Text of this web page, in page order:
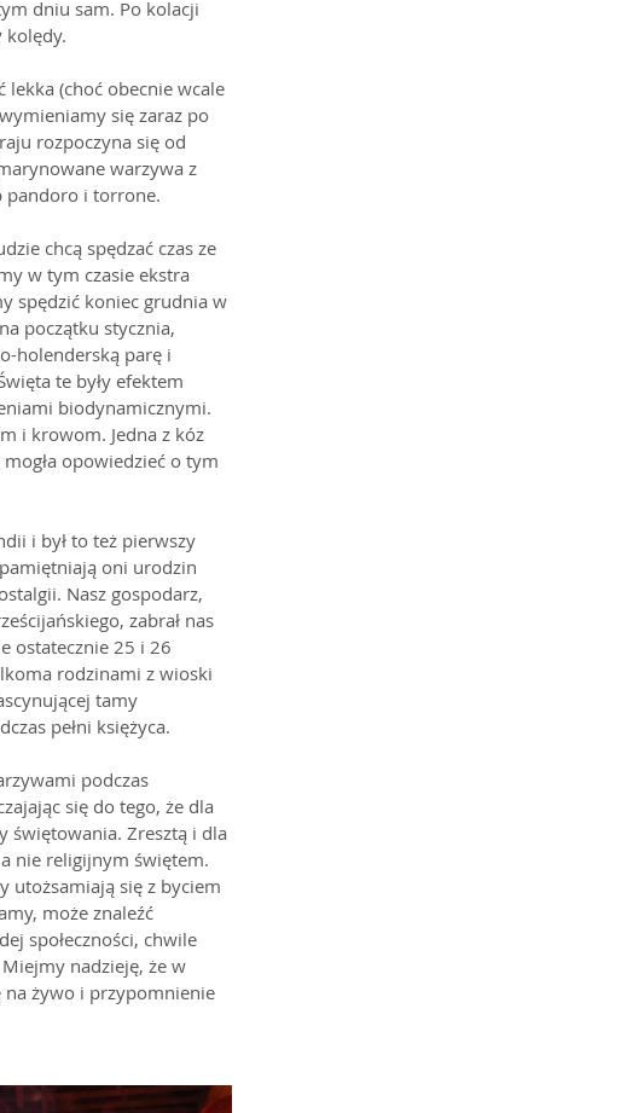
dniu sam. Po kolacji
kolędy.
lekka (choć obecnie wcale
się zaraz po
rozpoczyna się od
warzywa z
pandoro i torrone.
chcą spędzać czas ze
w tym czasie ekstra
spędzić koniec grudnia w
początku stycznia,
holenderską parę i
te były efektem
biodynamicznymi.
i krowom. Jedna z kóz
opowiedzieć o tym
i był to też pierwszy
oni urodzin
Nasz gospodarz,
zabrał nas
ostatecznie 25 i 26
rodzinami z wioski
tamy
pełni księżyca.
podczas
się do tego, że dla
świętowania. Zresztą i dla
nie religijnym świętem.
utożsamiają się z byciem
może znaleźć
społeczności, chwile
nadzieję, że w
na żywo i przypomnienie